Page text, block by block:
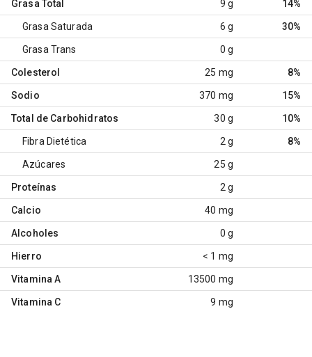
Grasa Total 9 g 14%
Grasa Saturada 6 g 30%
Grasa Trans 0 g
Colesterol 25 mg 8%
Sodio 370 mg 15%
Total de Carbohidratos 30 g 10%
Fibra Dietética 2 g 8%
Azúcares 25 g
Proteínas 2 g
Calcio 40 mg
Alcoholes 0 g
Hierro < 1 mg
Vitamina A 13500 mg
Vitamina C 9 mg